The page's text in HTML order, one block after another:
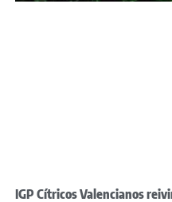
IGP Cítricos Valencianos